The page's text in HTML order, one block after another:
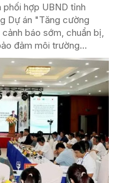
hợp UBND tỉnh
Dự án "Tăng cường
báo sớm, chuẩn bị,
đảm môi trường...